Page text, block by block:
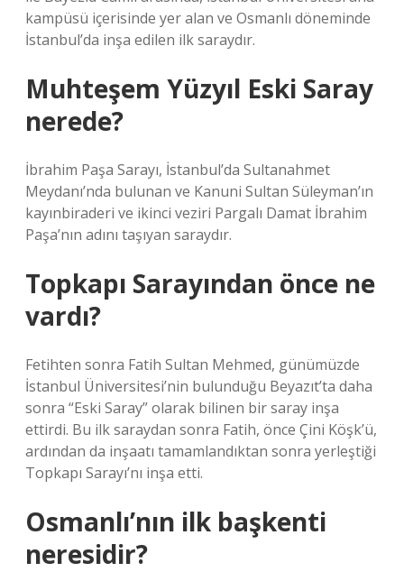
kampüsü içerisinde yer alan ve Osmanlı döneminde
İstanbul’da inşa edilen ilk saraydır.
Muhteşem Yüzyıl Eski Saray
nerede?
İbrahim Paşa Sarayı, İstanbul’da Sultanahmet
Meydanı’nda bulunan ve Kanuni Sultan Süleyman’ın
kayınbiraderi ve ikinci veziri Pargalı Damat İbrahim
Paşa’nın adını taşıyan saraydır.
Topkapı Sarayından önce ne
vardı?
Fetihten sonra Fatih Sultan Mehmed, günümüzde
İstanbul Üniversitesi’nin bulunduğu Beyazıt’ta daha
sonra “Eski Saray” olarak bilinen bir saray inşa
ettirdi. Bu ilk saraydan sonra Fatih, önce Çini Köşk’ü,
ardından da inşaatı tamamlandıktan sonra yerleştiği
Topkapı Sarayı’nı inşa etti.
Osmanlı’nın ilk başkenti
neresidir?